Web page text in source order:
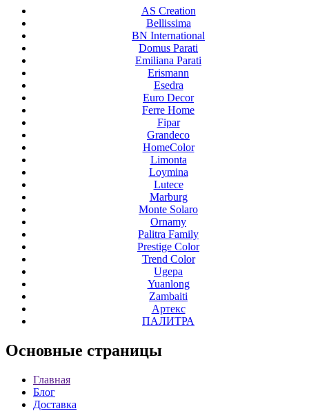
AS Creation
Bellissima
BN International
Domus Parati
Emiliana Parati
Erismann
Esedra
Euro Decor
Ferre Home
Fipar
Grandeco
HomeColor
Limonta
Loymina
Lutece
Marburg
Monte Solaro
Ornamy
Palitra Family
Prestige Color
Trend Color
Ugepa
Yuanlong
Zambaiti
Артекс
ПАЛИТРА
Основные страницы
Главная
Блог
Доставка